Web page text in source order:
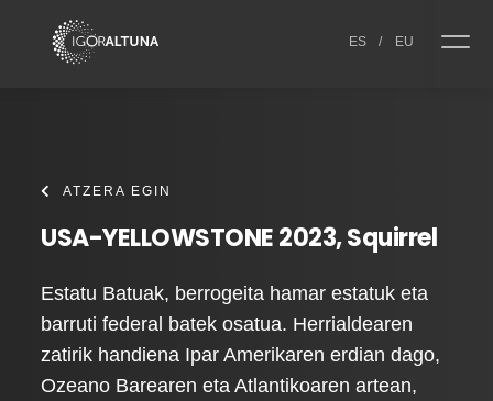
ES / EU
ATZERA EGIN
USA-YELLOWSTONE 2023, Squirrel
Estatu Batuak, berrogeita hamar estatuk eta
barruti federal batek osatua. Herrialdearen
zatirik handiena Ipar Amerikaren erdian dago,
Ozeano Barearen eta Atlantikoaren artean,